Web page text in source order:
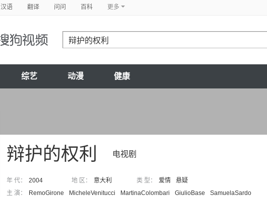
汉语 翻译 问问 百科 更多
综艺 动漫 健康
电视剧
辩护的权利
年 代： 2004 地 区： 意大利 类 型： 爱情
悬疑
主 演：
RemoGirone MicheleVenitucci MartinaColombari GiulioBase SamuelaSardo